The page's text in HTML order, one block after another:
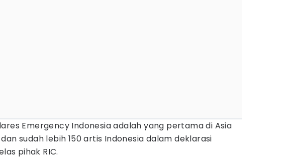
Emergency Indonesia adalah yang pertama di Asia
sudah lebih 150 artis Indonesia dalam deklarasi
pihak RIC.